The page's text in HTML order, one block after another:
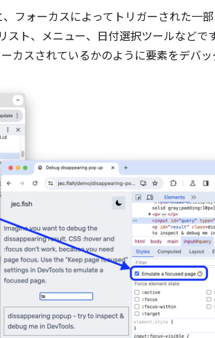
フォーカスによってトリガーされた一
スト、メニュー、日付選択ツールなどで
カスされているかのように要素をデバッ